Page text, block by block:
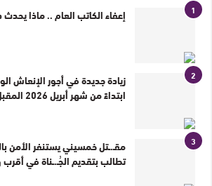
1 إعفاء الكاتب العام .. ماذا
2
زيادة جديدة في أجور الإنعاش
ابتداءً من شهر أبريل 2026 المقبل
3
مقـ.ـتل خمسيني يستنفر الأمن
تطالب بتقديم الجُـ.ـناة في